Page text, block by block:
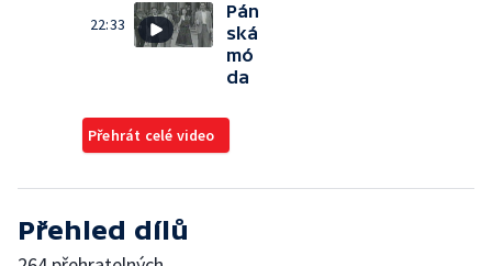
22:33
Pán
ská
mó
da
Přehrát celé video
Přehled dílů